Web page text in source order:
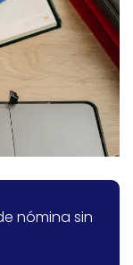
nómina sin